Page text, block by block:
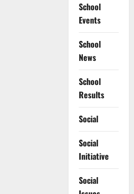
School
Events
School
News
School
Results
Social
Social
Initiative
Social